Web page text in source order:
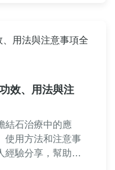
效、用法與注
結石治療中的應
使用方法和注意事
經驗分享，幫助讀